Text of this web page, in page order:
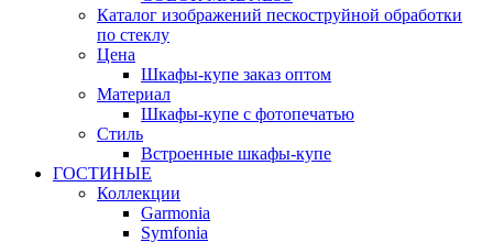
Каталог изображений пескоструйной обработки
по стеклу
Цена
Шкафы-купе заказ оптом
Материал
Шкафы-купе с фотопечатью
Стиль
Встроенные шкафы-купе
ГОСТИНЫЕ
Коллекции
Garmonia
Symfonia